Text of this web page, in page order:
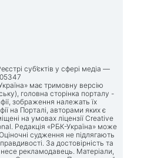
суб’єктів у сфері медіа —
має тримовну версію
головна сторінка порталу -
зображення належать їх
на Порталі, авторами яких є
на умовах ліцензії Creative
Редакція «РБК-Україна» може
судження не підлягають
За достовірність та
несе рекламодавець. Матеріали,